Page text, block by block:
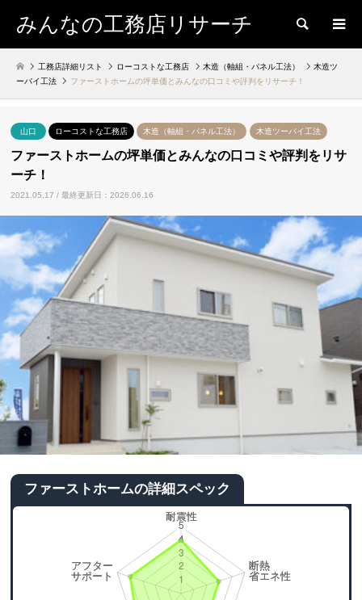
みんなの工務店リサーチ 検索
工務店詳細リスト ローコストな工務店 木造（軸組・パネル工法）
木造ツ
ーバイ工法
ファーストホームの坪単価とみんなの口コミや評判をリサーチ！
山口 ローコストな工務店 木造（軸組・パネル工法） 木造ツーバイ工法
ファーストホームの坪単価とみんなの口コミや評判をリサ
ーチ！
2021.05.17 / 最終更新日：2026.06.16
ファーストホームの詳細スペック